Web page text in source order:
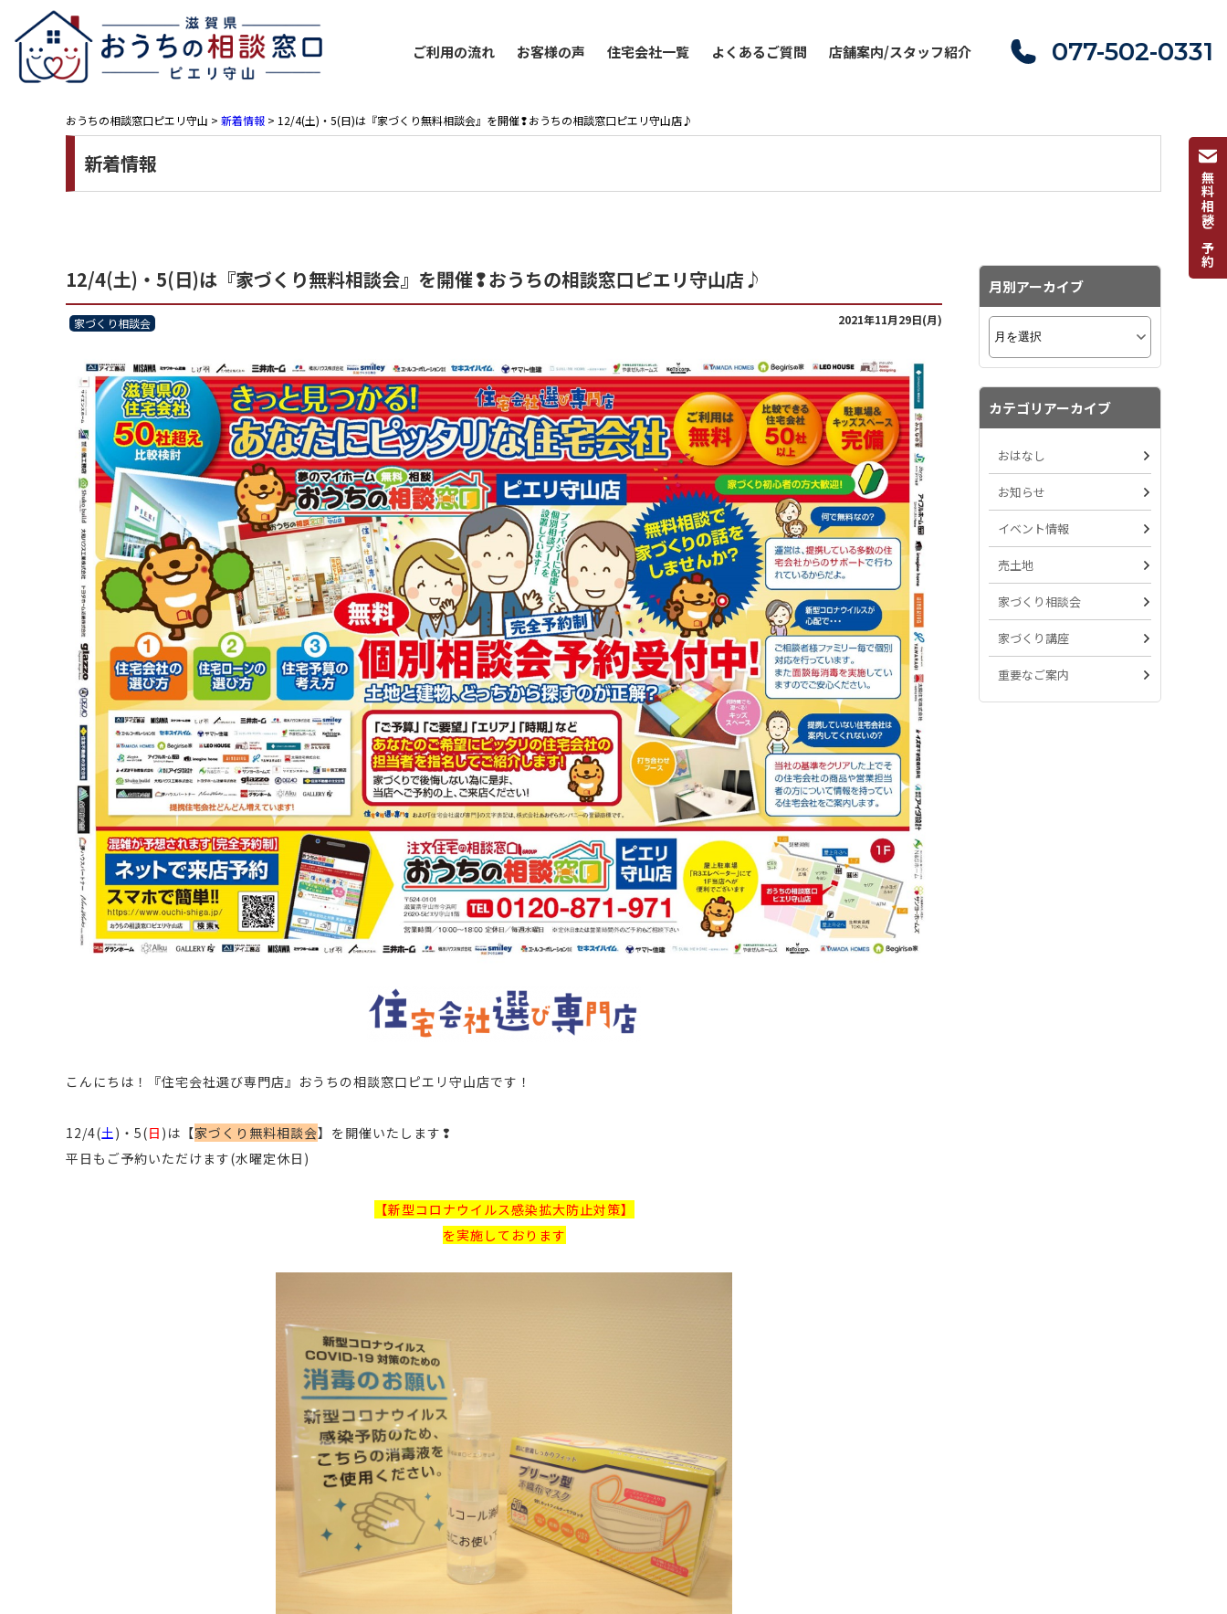
ご利用の流れ お客様の声 住宅会社一覧 よくあるご質問 店舗案内/スタッフ紹介 077-502-0331
無料相談ご予約
おうちの相談窓口ピエリ守山 > 新着情報 > 12/4(土)・5(日)は『家づくり無料相談会』を開催❢おうちの相談窓口ピエリ守山店♪
新着情報
12/4(土)・5(日)は『家づくり無料相談会』を開催❢おうちの相談窓口ピエリ守山店♪
家づくり相談会 2021年11月29日(月)
こんにちは！ 『住宅会社選び専門店』おうちの相談窓口ピエリ守山店です！
12/4(土)・5(日 )は【家づくり無料相談会】 を開催いたします❢
平日もご予約いただけます(水曜定休日)
【新型コロナウイルス感染拡大防止対策】
を実施しております
月別アーカイブ
カテゴリアーカイブ
おはなし
お知らせ
イベント情報
売土地
家づくり相談会
家づくり講座
重要なご案内